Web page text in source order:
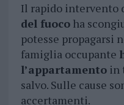
Il rapido intervento
del fuocoha
potesse propagarsi
famiglia occupante
l’appartamentoin
salvo. Sulle cause
accertamenti.